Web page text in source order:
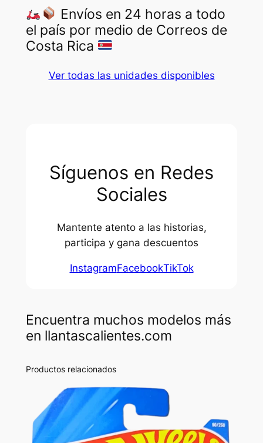
a
d
Envíos en 24 horas a todo
el país por medio de Correos de
Costa Rica
Ver todas las unidades disponibles
Síguenos en Redes
Sociales
Mantente atento a las historias,
participa y gana descuentos
InstagramFacebookTikTok
Encuentra muchos modelos más
en llantascalientes.com
Productos relacionados